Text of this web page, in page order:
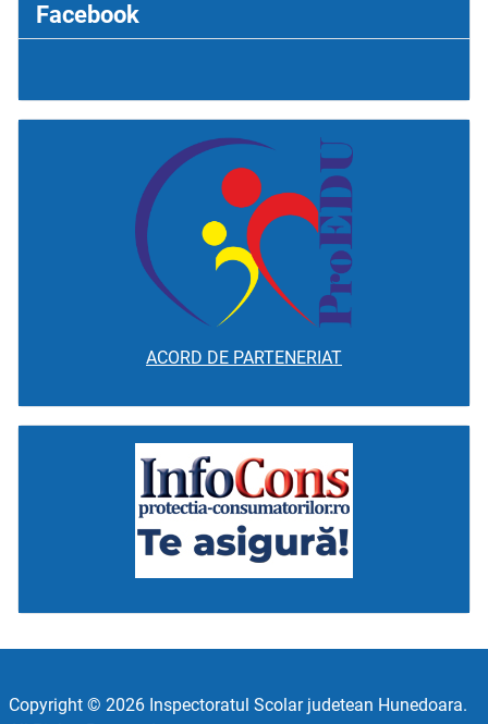
Facebook
ACORD DE PARTENERIAT
Copyright © 2026 Inspectoratul Scolar judetean Hunedoara.